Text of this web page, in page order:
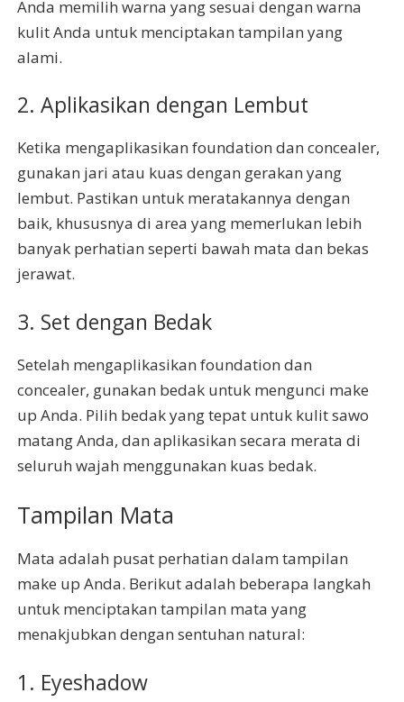
Anda memilih warna yang sesuai dengan warna
kulit Anda untuk menciptakan tampilan yang
alami.
2. Aplikasikan dengan Lembut
Ketika mengaplikasikan foundation dan concealer,
gunakan jari atau kuas dengan gerakan yang
lembut. Pastikan untuk meratakannya dengan
baik, khususnya di area yang memerlukan lebih
banyak perhatian seperti bawah mata dan bekas
jerawat.
3. Set dengan Bedak
Setelah mengaplikasikan foundation dan
concealer, gunakan bedak untuk mengunci make
up Anda. Pilih bedak yang tepat untuk kulit sawo
matang Anda, dan aplikasikan secara merata di
seluruh wajah menggunakan kuas bedak.
Tampilan Mata
Mata adalah pusat perhatian dalam tampilan
make up Anda. Berikut adalah beberapa langkah
untuk menciptakan tampilan mata yang
menakjubkan dengan sentuhan natural:
1. Eyeshadow